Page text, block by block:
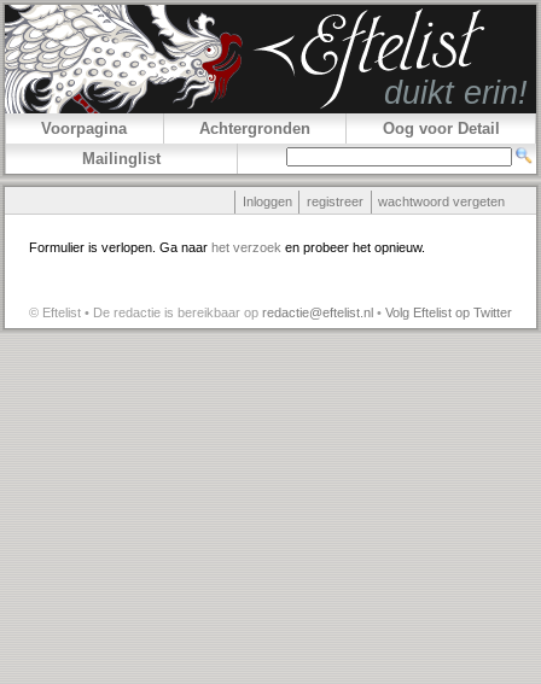
Voorpagina Achtergronden
Oog voor Detail
Mailinglist
Inloggen registreer wachtwoord vergeten
Formulier is verlopen. Ga naar het verzoek en probeer het opnieuw.
© Eftelist • De redactie is bereikbaar op redactie@eftelist.nl • Volg Eftelist op Twitter